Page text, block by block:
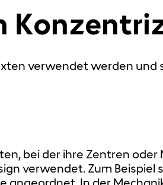
verwendet werden und
bei der ihre Zentren
verwendet. Zum Beispiel